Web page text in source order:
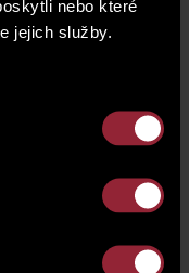
nebo které
jejich služby.